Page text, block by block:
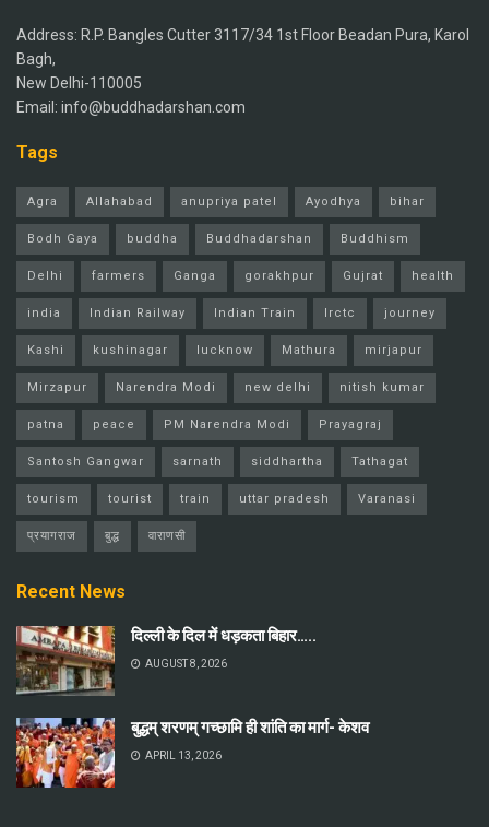
Address: R.P. Bangles Cutter 3117/34 1st Floor Beadan Pura, Karol
Bagh,
New Delhi-110005
Email: info@buddhadarshan.com
Tags
Agra Allahabad anupriya patel Ayodhya bihar
Bodh Gaya buddha Buddhadarshan Buddhism
Delhi farmers Ganga gorakhpur Gujrat health
india Indian Railway Indian Train Irctc journey
Kashi kushinagar lucknow Mathura mirjapur
Mirzapur Narendra Modi new delhi nitish kumar
patna peace PM Narendra Modi Prayagraj
Santosh Gangwar sarnath siddhartha Tathagat
tourism tourist train uttar pradesh Varanasi
प्रयागराज बुद्ध वाराणसी
Recent News
दिल्ली के दिल में धड़कता बिहार…..
AUGUST 8, 2026
बुद्धम् शरणम् गच्छामि ही शांति का मार्ग- केशव
APRIL 13, 2026